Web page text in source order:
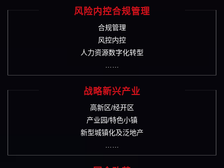
风险内控合规管理
合规管理
风控内控
人力资源数字化转型
战略新兴产业
高新区/经开区
产业园/特色小镇
新型城镇化及泛地产